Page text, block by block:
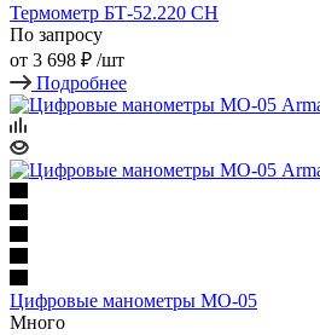
Термометр БТ-52.220 СН
По запросу
от 3 698 ₽ /шт
Подробнее
Цифровые манометры МО-05
Много